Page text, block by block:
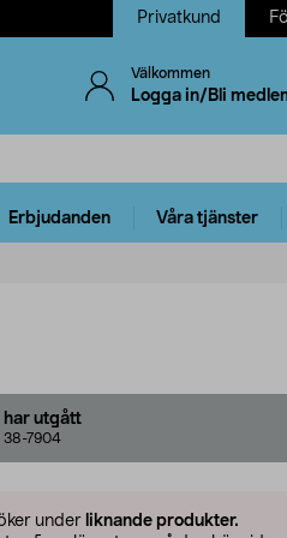
Privatkund
Välkommen
Logga in/Bli
Erbjudanden Våra tjänster
har utgått
38-7904
under liknande produkter.